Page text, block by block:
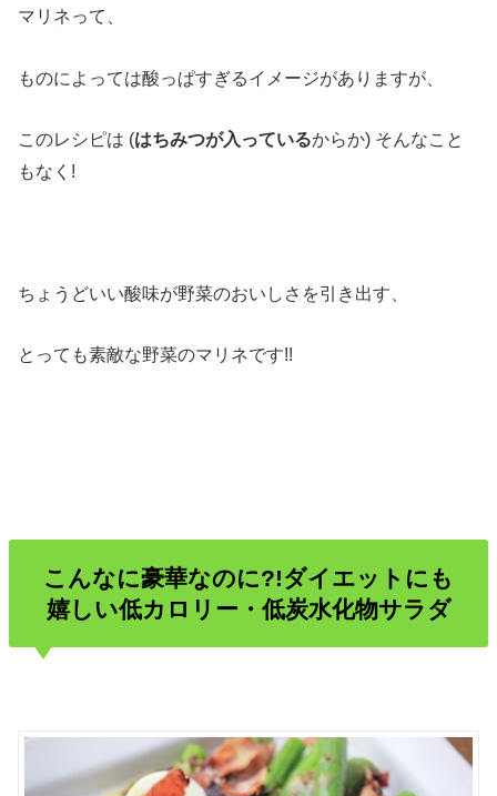
マリネって、
ものによっては酸っぱすぎるイメージがありますが、
このレシピは (はちみつが入っているからか) そんなこと
もなく!
ちょうどいい酸味が野菜のおいしさを引き出す、
とっても素敵な野菜のマリネです!!
こんなに豪華なのに?!ダイエットにも
嬉しい低カロリー・低炭水化物サラダ